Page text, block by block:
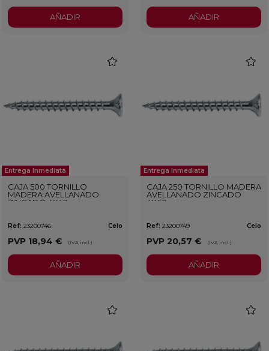
AÑADIR AÑADIR
Entrega Inmediata
CAJA 500 TORNILLO
MADERA AVELLANADO
ZINCADO 4X40
Ref: 23200746 Celo
PVP 18,94 € (IVA incl.)
AÑADIR
Entrega Inmediata
CAJA 250 TORNILLO MADERA
AVELLANADO ZINCADO
4X60
Ref: 23200749 Celo
PVP 20,57 € (IVA incl.)
AÑADIR